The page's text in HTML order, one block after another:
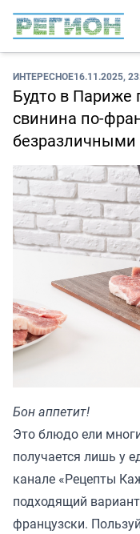
ИНТЕРЕСНОЕ16.11.2025,
Будто в Париже
свинина по-
безразличными
Бон аппетит!
Это блюдо ели
получается лишь у
канале «Рецепты
подходящий
французски.